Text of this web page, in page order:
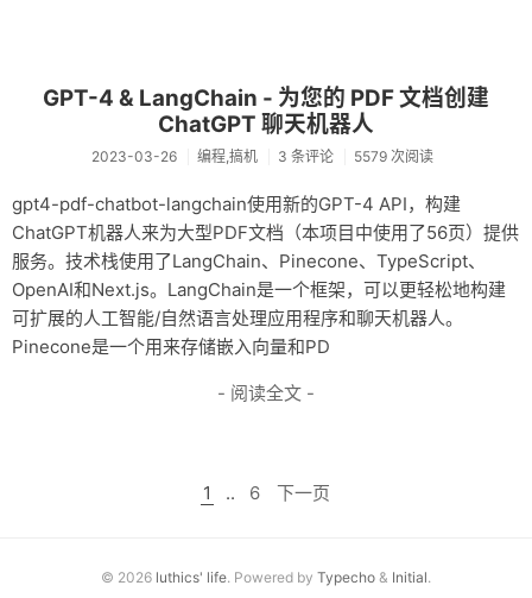
GPT-4 & LangChain - 为您的 PDF 文档创建
ChatGPT 聊天机器人
2023-03-26 编程,搞机 3 条评论 5579 次阅读
gpt4-pdf-chatbot-langchain使用新的GPT-4 API，构建
ChatGPT机器人来为大型PDF文档（本项目中使用了56页）提供
服务。技术栈使用了LangChain、Pinecone、TypeScript、
OpenAI和Next.js。LangChain是一个框架，可以更轻松地构建
可扩展的人工智能/自然语言处理应用程序和聊天机器人。
Pinecone是一个用来存储嵌入向量和PD
- 阅读全文 -
1 .. 6 下一页
© 2026 luthics' life. Powered by Typecho & Initial.